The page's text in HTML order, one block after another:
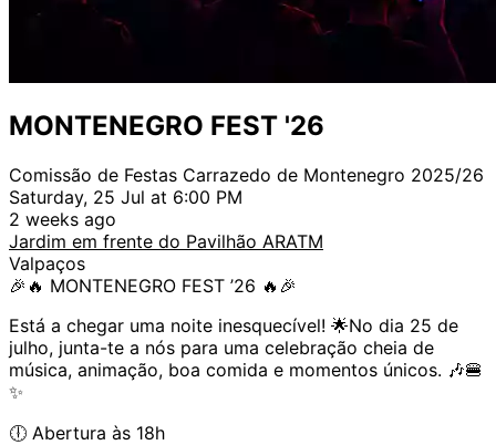
MONTENEGRO FEST '26
Comissão de Festas Carrazedo de Montenegro 2025/26
Saturday, 25 Jul at 6:00 PM
2 weeks ago
Jardim em frente do Pavilhão ARATM
Valpaços
🎉🔥 MONTENEGRO FEST ’26 🔥🎉
Está a chegar uma noite inesquecível! 🌟No dia 25 de
julho, junta-te a nós para uma celebração cheia de
música, animação, boa comida e momentos únicos. 🎶🍔
✨
🕕 Abertura às 18h